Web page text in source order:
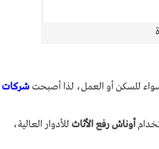
سواء للسكن أو العمل، لذا أصبحتشركات
أوناش رفع الأثاثللأدوار العالية،